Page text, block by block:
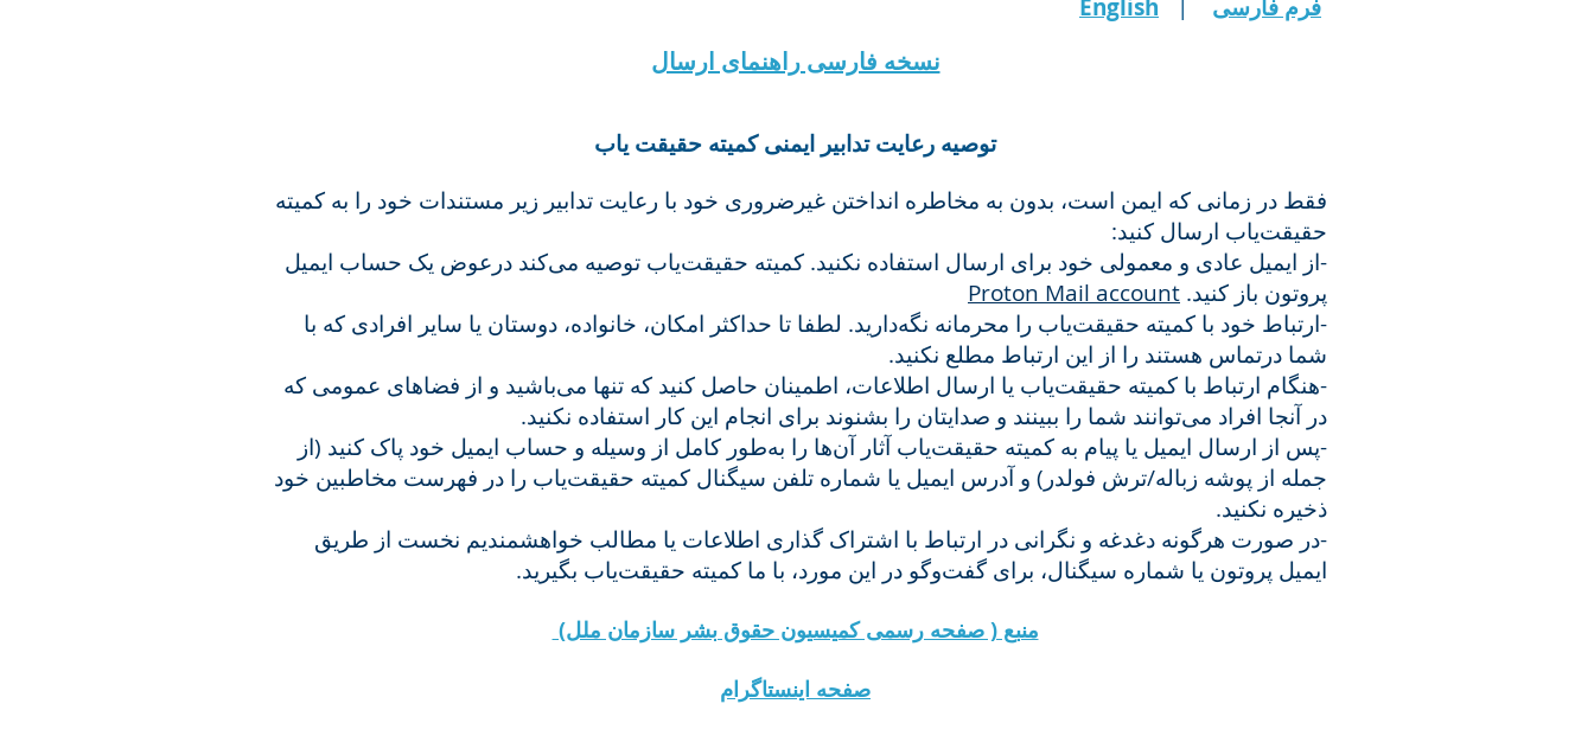
فرم فارسی
|
English
نسخه فارسی راهنمای ارسال
توصیه‌‌ رعایت تدابیر ایمنی کمیته حقیقت یاب
فقط در زمانی که ایمن است، بدون به مخاطره انداختن غیرضروری خود با رعایت تدابیر زیر مستندات خود را به کمیته
حقیقت‌یاب ارسال کنید:
-از ایمیل عادی و معمولی خود برای ارسال استفاده نکنید. کمیته حقیقت‌یاب توصیه می‌کند درعوض یک حساب ایمیل
پروتون باز کنید. Proton Mail account
-ارتباط خود با کمیته حقیقت‌یاب را محرمانه نگه‌دارید. لطفا تا حداکثر امکان، خانواده، دوستان یا سایر افرادی که با
شما درتماس هستند را از این ارتباط مطلع نکنید.
-هنگام ارتباط با کمیته حقیقت‌یاب یا ارسال اطلاعات، اطمینان حاصل کنید که تنها می‌باشید و از فضاهای عمومی که
در آنجا افراد می‌توانند شما را ببینند و صدایتان را بشنوند برای انجام این کار استفاده نکنید.
-پس از ارسال ایمیل یا پیام به کمیته حقیقت‌یاب آثار آن‌ها را به‌طور کامل از وسیله و حساب ایمیل خود پاک کنید (از
جمله از پوشه زباله/ترش فولدر) و آدرس ایمیل یا شماره تلفن سیگنال کمیته حقیقت‌یاب را در فهرست مخاطبین خود
ذخیره نکنید.
-در صورت هرگونه دغدغه و نگرانی در ارتباط با اشتراک گذاری اطلاعات یا مطالب خواهشمندیم نخست از طریق
ایمیل پروتون یا شماره سیگنال، برای گفت‌وگو در این مورد، با ما کمیته حقیقت‌یاب بگیرید.
منبع ( صفحه رسمی کمیسیون حقوق بشر سازمان ملل)
صفحه اینستاگرام